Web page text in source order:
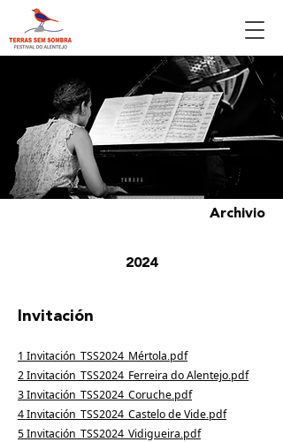
Archivio
2024
Invitación
1 Invitación_TSS2024_Mértola.pdf
2 Invitación_TSS2024_Ferreira do Alentejo.pdf
3 Invitación_TSS2024_Coruche.pdf
4 Invitación_TSS2024_Castelo de Vide.pdf
5 Invitación_TSS2024_Vidigueira.pdf